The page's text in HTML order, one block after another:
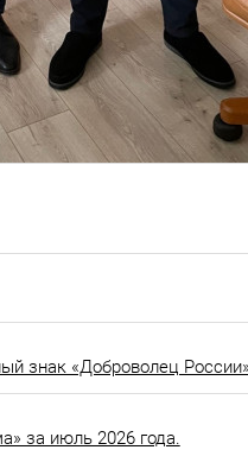
знак «Доброволец
за июль 2026 года.